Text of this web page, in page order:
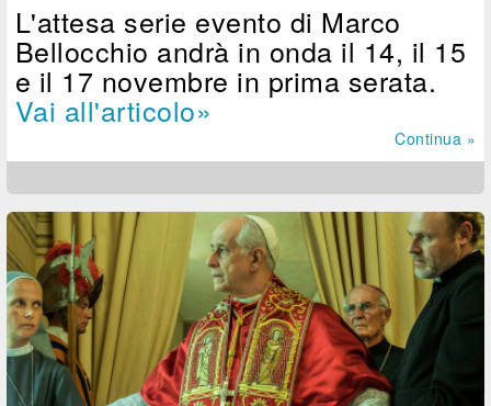
L'attesa serie evento di Marco
Bellocchio andrà in onda il 14, il 15
e il 17 novembre in prima serata.
Vai all'articolo»
Continua »